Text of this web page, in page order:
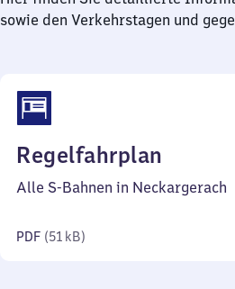
sowie den Verkehrstagen und
Regelfahrplan
51
Alle S-Bahnen in Neckargerach
PDF (51 kB)